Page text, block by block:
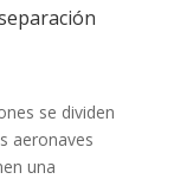
se dividen
aeronaves
una